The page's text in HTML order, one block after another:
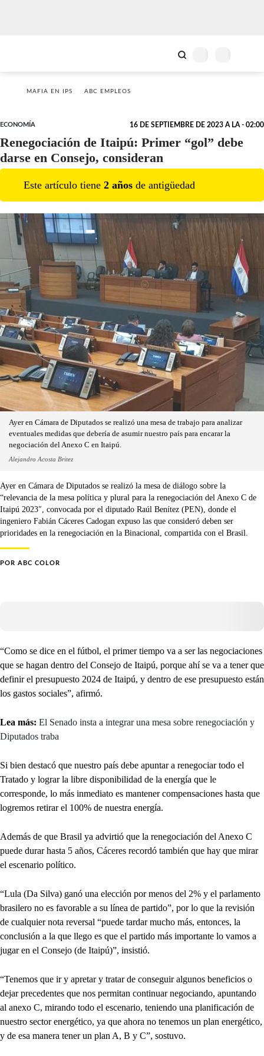
MAFIA EN IPS ABC EMPLEOS
ECONOMÍA 16 DE SEPTIEMBRE DE 2023 A LA - 02:00
Renegociación de Itaipú: Primer “gol” debe
darse en Consejo, consideran
Este artículo tiene 2 años de antigüedad
Ayer en Cámara de Diputados se realizó una mesa de trabajo para analizar
eventuales medidas que debería de asumir nuestro país para encarar la
negociación del Anexo C en Itaipú.
Alejandro Acosta Britez
Ayer en Cámara de Diputados se realizó la mesa de diálogo sobre la
“relevancia de la mesa política y plural para la renegociación del Anexo C de
Itaipú 2023″, convocada por el diputado Raúl Benítez (PEN), donde el
ingeniero Fabián Cáceres Cadogan expuso las que consideró deben ser
prioridades en la renegociación en la Binacional, compartida con el Brasil.
POR ABC COLOR
“Como se dice en el fútbol, el primer tiempo va a ser las negociaciones
que se hagan dentro del Consejo de Itaipú, porque ahí se va a tener que
definir el presupuesto 2024 de Itaipú, y dentro de ese presupuesto están
los gastos sociales”, afirmó.
Lea más: El Senado insta a integrar una mesa sobre renegociación y
Diputados traba
Si bien destacó que nuestro país debe apuntar a renegociar todo el
Tratado y lograr la libre disponibilidad de la energía que le
corresponde, lo más inmediato es mantener compensaciones hasta que
logremos retirar el 100% de nuestra energía.
Además de que Brasil ya advirtió que la renegociación del Anexo C
puede durar hasta 5 años, Cáceres recordó también que hay que mirar
el escenario político.
“Lula (Da Silva) ganó una elección por menos del 2% y el parlamento
brasilero no es favorable a su línea de partido”, por lo que la revisión
de cualquier nota reversal “puede tardar mucho más, entonces, la
conclusión a la que llego es que el partido más importante lo vamos a
jugar en el Consejo (de Itaipú)”, insistió.
“Tenemos que ir y apretar y tratar de conseguir algunos beneficios o
dejar precedentes que nos permitan continuar negociando, apuntando
al anexo C, mirando todo el escenario, teniendo una planificación de
nuestro sector energético, ya que ahora no tenemos un plan energético,
y de esa manera tener un plan A, B y C”, sostuvo.